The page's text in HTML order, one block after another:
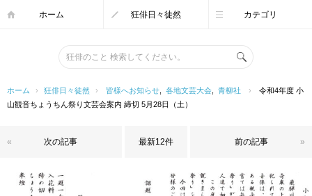
ホーム 狂俳日々徒然 カテゴリ
ホーム › 狂俳日々徒然 › 皆様へお知らせ 各地文芸大会 青柳社 ›
令和4年度 小
山観音ちょうちん祭り文芸会案内 締切 5月28日（土）
次の記事
« 最新12件 前の記事 »